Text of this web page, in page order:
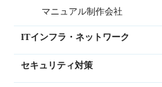
マニュアル制作会社
ITインフラ・ネットワーク
セキュリティ対策